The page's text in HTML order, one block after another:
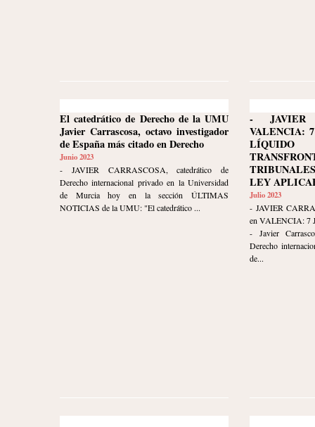
El catedrático de Derecho de la UMU
Javier Carrascosa, octavo investigador
de España más citado en Derecho
Junio 2023
- JAVIER CARRASCOSA, catedrático de
Derecho internacional privado en la Universidad
de Murcia hoy en la sección ÚLTIMAS
NOTICIAS de la UMU: "El catedrático ...
- JAVIER
VALENCIA:
LEY
Julio 2023
- JAVIER
en VALENCIA: 7
- Javier
Derecho
de...